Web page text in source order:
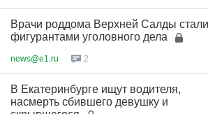
Врачи роддома Верхней Салды стали
фигурантами уголовного дела
news@e1.ru 2
В Екатеринбурге ищут водителя,
насмерть сбившего девушку и